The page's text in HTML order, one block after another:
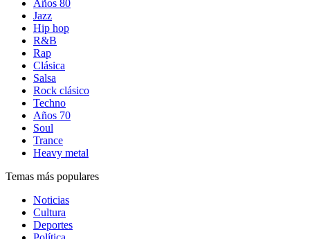
Años 80
Jazz
Hip hop
R&B
Rap
Clásica
Salsa
Rock clásico
Techno
Años 70
Soul
Trance
Heavy metal
Temas más populares
Noticias
Cultura
Deportes